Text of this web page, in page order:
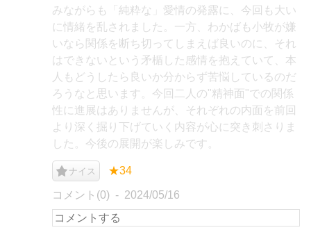
みながらも「純粋な」愛情の発露に、今回も大い
に情緒を乱されました。一方、わかばも小牧が嫌
いなら関係を断ち切ってしまえば良いのに、それ
はできないという矛楯した感情を抱えていて、本
人もどうしたら良いか分からず苦悩しているのだ
ろうなと思います。今回二人の"精神面"での関係
性に進展はありませんが、それぞれの内面を前回
より深く掘り下げていく内容が心に突き刺さりま
した。今後の展開が楽しみです。
ナイス ★34
コメント(0) 2024/05/16